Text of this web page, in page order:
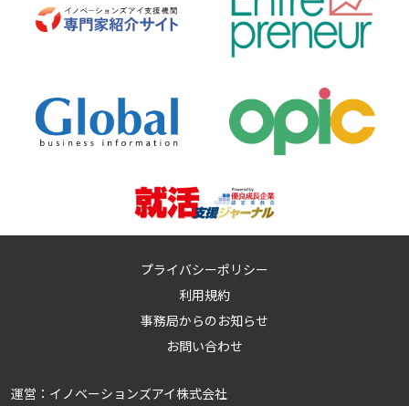
プライバシーポリシー
利用規約
事務局からのお知らせ
お問い合わせ
運営： イノベーションズアイ株式会社